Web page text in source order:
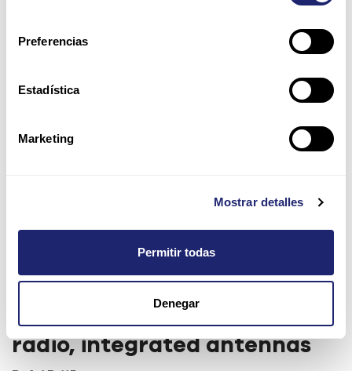
Preferencias
Estadística
Marketing
Mostrar detalles
Permitir todas
Denegar
Aruba AP-115 Wireless Access
Point, 802.11n, 3x3:3, dual
radio, integrated antennas